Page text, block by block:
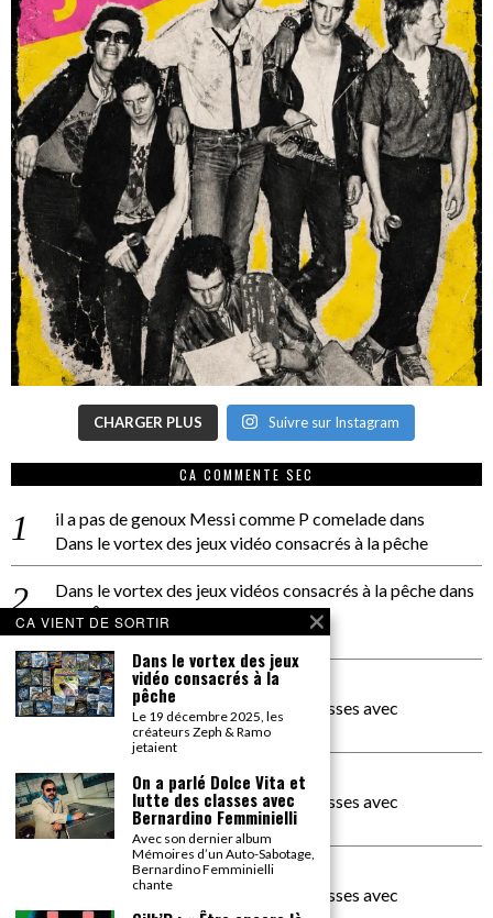
CHARGER PLUS Suivre sur Instagram
CA COMMENTE SEC
il a pas de genoux Messi comme P comeladedans
Dans le vortex des jeux vidéo consacrés à la pêche
Dans le vortex des jeux vidéos consacrés à la pêchedans
PACÔME THIELLEMENT
La séance d’Hip Gnose
La Patrie
dans
On a parlé Dolce Vita et lutte des classes avec
Bernardino Femminielli
carte noire negra à l'o tiededans
On a parlé Dolce Vita et lutte des classes avec
Bernardino Femminielli
moise et son mascarédans
On a parlé Dolce Vita et lutte des classes avec
CA VIENT DE SORTIR
Dans le vortex des jeux
vidéo consacrés à la
pêche
Le 19 décembre 2025, les
créateurs Zeph & Ramo
jetaient
On a parlé Dolce Vita et
lutte des classes avec
Bernardino Femminielli
Avec son dernier album
Mémoires d’un Auto-Sabotage,
Bernardino Femminielli
chante